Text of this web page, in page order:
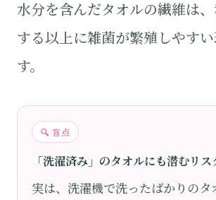
水分を含んだタオルの繊維は
する以上に雑菌が繁殖しやす
す。
🔍 盲点
「洗濯済み」のタオルにも潜むリス
実は、洗濯機で洗ったばかりのタ